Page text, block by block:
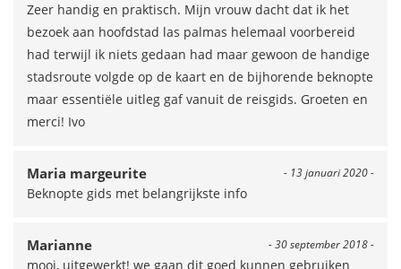
Zeer handig en praktisch. Mijn vrouw dacht dat ik het
bezoek aan hoofdstad las palmas helemaal voorbereid
had terwijl ik niets gedaan had maar gewoon de handige
stadsroute volgde op de kaart en de bijhorende beknopte
maar essentiële uitleg gaf vanuit de reisgids. Groeten en
merci! Ivo
- 13 januari 2020 -
Maria margeurite
Beknopte gids met belangrijkste info
- 30 september 2018 -
Marianne
mooi, uitgewerkt! we gaan dit goed kunnen gebruiken